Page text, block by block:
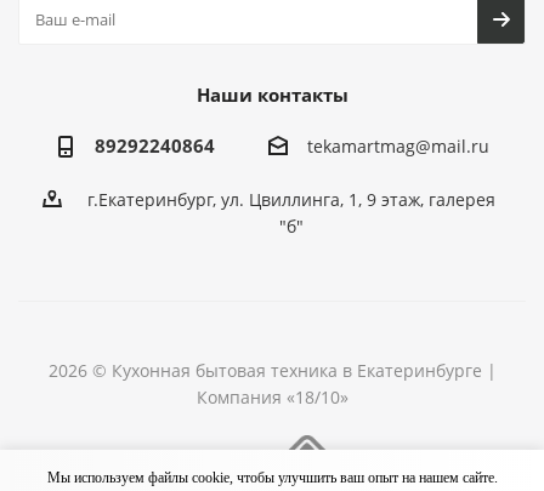
Наши контакты
89292240864 tekamartmag@mail.ru
г.Екатеринбург, ул. Цвиллинга, 1, 9 этаж, галерея
"б"
2026 © Кухонная бытовая техника в Екатеринбурге |
Компания «18/10»
Мы используем файлы cookie, чтобы улучшить ваш опыт на нашем сайте.